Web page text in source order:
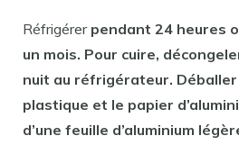
Réfrigérer pendant 24 heures
un mois. Pour cuire,
nuit au réfrigérateur.
plastique et le papier
d’une feuille d’aluminium